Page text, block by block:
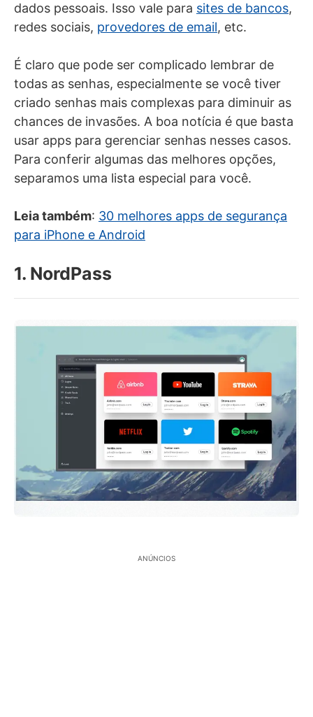
dados pessoais. Isso vale para sites de bancos,
redes sociais, provedores de email, etc.
É claro que pode ser complicado lembrar de
todas as senhas, especialmente se você tiver
criado senhas mais complexas para diminuir as
chances de invasões. A boa notícia é que basta
usar apps para gerenciar senhas nesses casos.
Para conferir algumas das melhores opções,
separamos uma lista especial para você.
Leia também: 30 melhores apps de segurança
para iPhone e Android
1. NordPass
ANÚNCIOS